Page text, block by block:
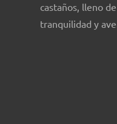
castaños, lleno
tranquilidad y